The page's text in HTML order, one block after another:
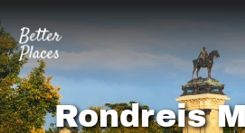
Overslaan
en
naar
de
inhoud
gaan
Rondreis